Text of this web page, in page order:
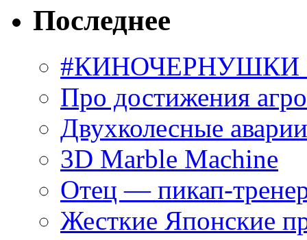
Последнее
#КИНОЧЕРНУШКИ
Про достижения
Двухколесные
3D Marble Machine
Отец — пикап-
Жесткие Японские